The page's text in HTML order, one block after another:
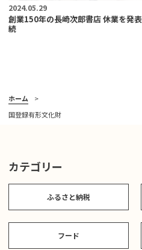
2024.05.29
創業150年の長崎次郎書店 休業を発
続
ホーム
国登録有形文化財
カテゴリー
ふるさと納税
フード